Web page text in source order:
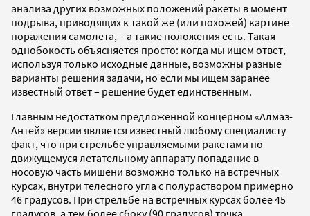
анализа других возможных положений ракеты в момент
подрыва, приводящих к такой же (или похожей) картине
поражения самолета, – а такие положения есть. Такая
однобокость объясняется просто: когда мы ищем ответ,
используя только исходные данные, возможны разные
варианты решения задачи, но если мы ищем заранее
известный ответ – решение будет единственным.
Главным недостатком предложенной концерном «Алмаз-
Антей» версии является известный любому специалисту
факт, что при стрельбе управляемыми ракетами по
движущемуся летательному аппарату попадание в
носовую часть мишени возможно только на встречных
курсах, внутри телесного угла с полураствором примерно
46 градусов. При стрельбе на встречных курсах более 45
градусов, а тем более сбоку (90 градусов) точка